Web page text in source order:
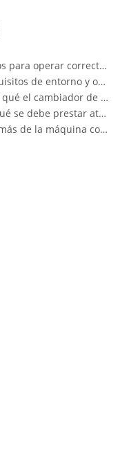
Pasos para operar correctamente la máquina de grabado de piedra.
Requisitos de entorno y operador para usar la máquina de grabado de piedra
¿Por qué el cambiador de cuchillas en línea es más adecuado para armarios?
¿A qué se debe prestar atención al utilizar la máquina cortadora CNC de placas?
Además de la máquina cortadora, ¿qué equipo se necesita para fabricar muebles de paneles?